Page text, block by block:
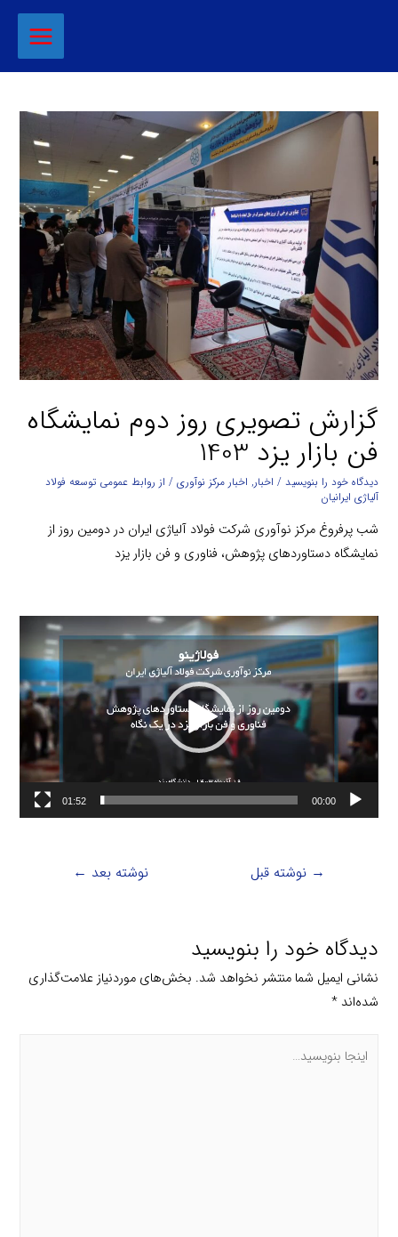
گزارش تصویری روز دوم نمایشگاه
فن بازار یزد 1403
دیدگاه‌ خود را بنویسید / اخبار, اخبار مرکز نوآوری / از روابط عمومی توسعه فولاد
آلیاژی ایرانیان
شب پرفروغ مرکز نوآوری شرکت فولاد آلیاژی ایران در دومین روز از
نمایشگاه دستاوردهای پژوهش، فناوری و فن بازار یزد
نمایشگر
00:00
01:52
→ نوشته قبل نوشته بعد ←
دیدگاه‌ خود را بنویسید
نشانی ایمیل شما منتشر نخواهد شد. بخش‌های موردنیاز علامت‌گذاری
شده‌اند*